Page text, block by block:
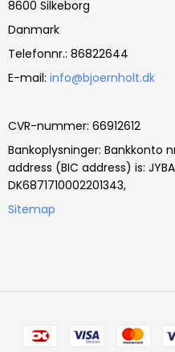
8600 Silkeborg
Danmark
Telefonnr.: 86822644
E-mail: info@bjoernholt.dk
CVR-nummer: 66912612
Bankoplysninger: Bankkonto
address (BIC address) is:
DK6871710002201343,
Sitemap